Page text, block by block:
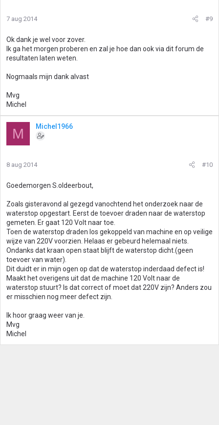
7 aug 2014 #9
Ok dank je wel voor zover.
Ik ga het morgen proberen en zal je hoe dan ook via dit forum de
resultaten laten weten.
Nogmaals mijn dank alvast
Mvg
Michel
M Michel1966
8 aug 2014 #10
Goedemorgen S.oldeerbout,
Zoals gisteravond al gezegd vanochtend het onderzoek naar de
waterstop opgestart. Eerst de toevoer draden naar de waterstop
gemeten. Er gaat 120 Volt naar toe.
Toen de waterstop draden los gekoppeld van machine en op veilige
wijze van 220V voorzien. Helaas er gebeurd helemaal niets.
Ondanks dat kraan open staat blijft de waterstop dicht.(geen
toevoer van water).
Dit duidt er in mijn ogen op dat de waterstop inderdaad defect is!
Maakt het overigens uit dat de machine 120 Volt naar de
waterstop stuurt? Is dat correct of moet dat 220V zijn? Anders zou
er misschien nog meer defect zijn.
Ik hoor graag weer van je.
Mvg
Michel